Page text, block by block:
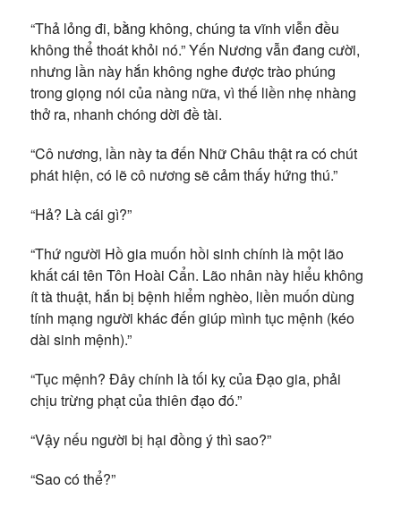
“Thả lỏng đi, bằng không, chúng ta vĩnh viễn đều
không thể thoát khỏi nó.” Yến Nương vẫn đang cười,
nhưng lần này hắn không nghe được trào phúng
trong giọng nói của nàng nữa, vì thế liền nhẹ nhàng
thở ra, nhanh chóng dời đề tài.
“Cô nương, lần này ta đến Nhữ Châu thật ra có chút
phát hiện, có lẽ cô nương sẽ cảm thấy hứng thú.”
“Hả? Là cái gì?”
“Thứ người Hồ gia muốn hồi sinh chính là một lão
khất cái tên Tôn Hoài Cẩn. Lão nhân này hiểu không
ít tà thuật, hắn bị bệnh hiểm nghèo, liền muốn dùng
tính mạng người khác đến giúp mình tục mệnh (kéo
dài sinh mệnh).”
“Tục mệnh? Đây chính là tối kỵ của Đạo gia, phải
chịu trừng phạt của thiên đạo đó.”
“Vậy nếu người bị hại đồng ý thì sao?”
“Sao có thể?”